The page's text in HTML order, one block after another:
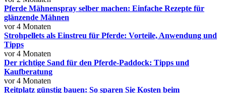
Pferde Mähnenspray selber machen: Einfache Rezepte für
glänzende Mähnen
vor 4 Monaten
Strohpellets als Einstreu für Pferde: Vorteile, Anwendung und
Tipps
vor 4 Monaten
Der richtige Sand für den Pferde-Paddock: Tipps und
Kaufberatung
vor 4 Monaten
Reitplatz günstig bauen: So sparen Sie Kosten beim